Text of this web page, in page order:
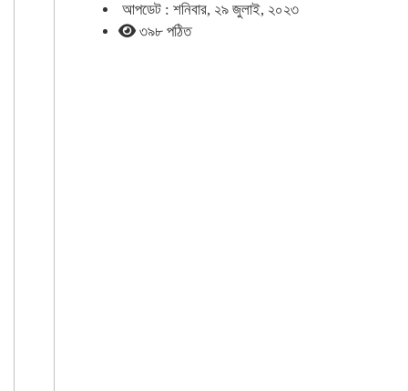
আপডেট : শনিবার, ২৯ জুলাই, ২০২৩
৩৯৮ পঠিত